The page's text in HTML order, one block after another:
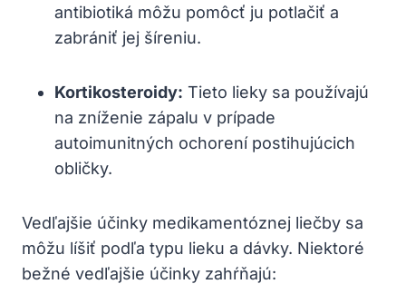
antibiotiká môžu pomôcť ju potlačiť a
zabrániť jej šíreniu.
Kortikosteroidy: Tieto lieky sa používajú
na zníženie zápalu v prípade
autoimunitných ochorení postihujúcich
obličky.
Vedľajšie účinky medikamentóznej liečby sa
môžu líšiť podľa typu lieku a dávky. Niektoré
bežné vedľajšie účinky zahŕňajú: